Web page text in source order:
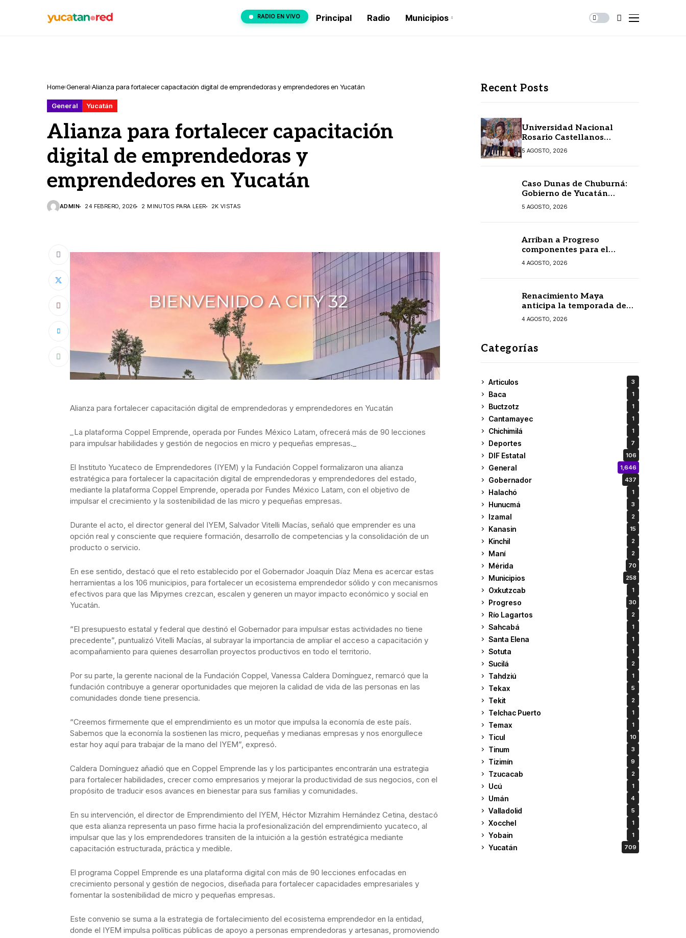
RADIO EN VIVO Principal Radio Municipios
Home General Alianza para fortalecer capacitación digital de emprendedoras y emprendedores en Yucatán
General Yucatán
Alianza para fortalecer capacitación
digital de emprendedoras y
emprendedores en Yucatán
ADMIN 24 FEBRERO, 2026 2 MINUTOS PARA LEER 2K VISTAS
Alianza para fortalecer capacitación digital de emprendedoras y emprendedores en Yucatán
_La plataforma Coppel Emprende, operada por Fundes México Latam, ofrecerá más de 90 lecciones
para impulsar habilidades y gestión de negocios en micro y pequeñas empresas._
El Instituto Yucateco de Emprendedores (IYEM) y la Fundación Coppel formalizaron una alianza
estratégica para fortalecer la capacitación digital de emprendedoras y emprendedores del estado,
mediante la plataforma Coppel Emprende, operada por Fundes México Latam, con el objetivo de
impulsar el crecimiento y la sostenibilidad de las micro y pequeñas empresas.
Durante el acto, el director general del IYEM, Salvador Vitelli Macías, señaló que emprender es una
opción real y consciente que requiere formación, desarrollo de competencias y la consolidación de un
producto o servicio.
En ese sentido, destacó que el reto establecido por el Gobernador Joaquín Díaz Mena es acercar estas
herramientas a los 106 municipios, para fortalecer un ecosistema emprendedor sólido y con mecanismos
efectivos para que las Mipymes crezcan, escalen y generen un mayor impacto económico y social en
Yucatán.
“El presupuesto estatal y federal que destinó el Gobernador para impulsar estas actividades no tiene
precedente”, puntualizó Vitelli Macías, al subrayar la importancia de ampliar el acceso a capacitación y
acompañamiento para quienes desarrollan proyectos productivos en todo el territorio.
Por su parte, la gerente nacional de la Fundación Coppel, Vanessa Caldera Domínguez, remarcó que la
fundación contribuye a generar oportunidades que mejoren la calidad de vida de las personas en las
comunidades donde tiene presencia.
“Creemos firmemente que el emprendimiento es un motor que impulsa la economía de este país.
Sabemos que la economía la sostienen las micro, pequeñas y medianas empresas y nos enorgullece
estar hoy aquí para trabajar de la mano del IYEM”, expresó.
Caldera Domínguez añadió que en Coppel Emprende las y los participantes encontrarán una estrategia
para fortalecer habilidades, crecer como empresarios y mejorar la productividad de sus negocios, con el
propósito de traducir esos avances en bienestar para sus familias y comunidades.
En su intervención, el director de Emprendimiento del IYEM, Héctor Mizrahim Hernández Cetina, destacó
que esta alianza representa un paso firme hacia la profesionalización del emprendimiento yucateco, al
impulsar que las y los emprendedores transiten de la intuición a la gestión estratégica mediante
capacitación estructurada, práctica y medible.
El programa Coppel Emprende es una plataforma digital con más de 90 lecciones enfocadas en
crecimiento personal y gestión de negocios, diseñada para fortalecer capacidades empresariales y
fomentar la sostenibilidad de micro y pequeñas empresas.
Este convenio se suma a la estrategia de fortalecimiento del ecosistema emprendedor en la entidad,
donde el IYEM impulsa políticas públicas de apoyo a personas emprendedoras y artesanas, promoviendo
Recent Posts
Universidad Nacional
Rosario Castellanos
extiende convocatoria de
ingreso al 31 de agosto
5 AGOSTO, 2026
Caso Dunas de Chuburná:
Gobierno de Yucatán
detalla el expediente y
confirma revisión de
5 AGOSTO, 2026
Arriban a Progreso
componentes para el
Parque Eólico Tizimín II, con
inversión de 2,600 millones
4 AGOSTO, 2026
Renacimiento Maya
anticipa la temporada de
lluvias para proteger contra
dengue a casi un millón de
4 AGOSTO, 2026
Categorías
Articulos 3
Baca 1
Buctzotz 1
Cantamayec 1
Chichimilá 1
Deportes 7
DIF Estatal 106
General 1,646
Gobernador 437
Halachó 1
Hunucmá 3
Izamal 2
Kanasin 15
Kinchil 2
Maní 2
Mérida 70
Municipios 258
Oxkutzcab 1
Progreso 30
Río Lagartos 2
Sahcabá 1
Santa Elena 1
Sotuta 1
Sucilá 2
Tahdziú 1
Tekax 5
Tekit 2
Telchac Puerto 1
Temax 1
Ticul 10
Tinum 3
Tizimín 9
Tzucacab 2
Ucú 1
Umán 4
Valladolid 5
Xocchel 1
Yobain 1
Yucatán 709